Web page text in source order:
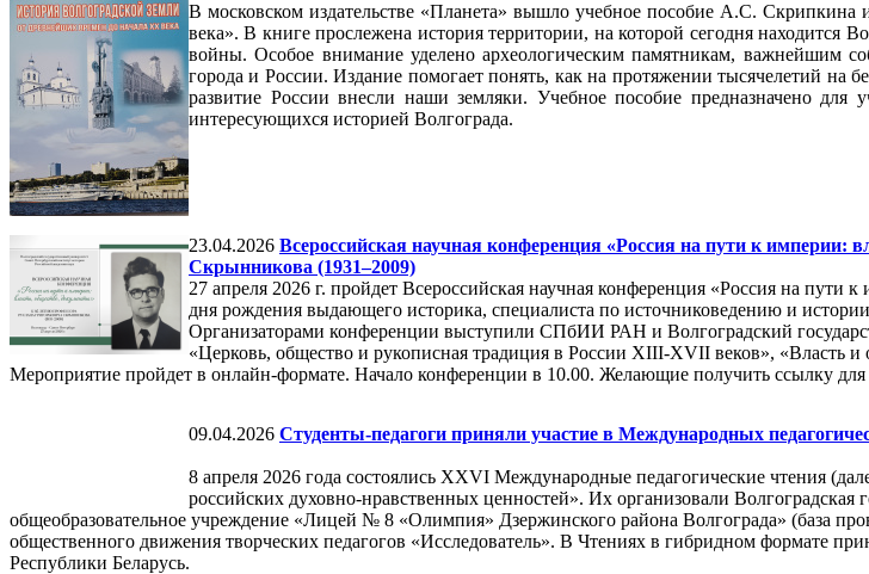
В московском издательстве «Планета» вышло учебное пособие А.С.
века». В книге прослежена история территории, на которой сегодня находится
войны. Особое внимание уделено археологическим памятникам,
города и России. Издание помогает понять, как на протяжении тысячелетий на
развитие России внесли наши земляки. Учебное пособие предназначено для
интересующихся историей Волгограда.
23.04.2026 Всероссийская научная конференция «Россия на пути к империи:
Скрынникова (1931–2009)
27 апреля 2026 г. пройдет Всероссийская научная конференция «Россия на
дня рождения выдающего историка, специалиста по источниковедению и
Организаторами конференции выступили СПбИИ РАН и Волгоградский
«Церковь, общество и рукописная традиция в России XIII-XVII веков»,
Мероприятие пройдет в онлайн-формате. Начало конференции в 10.00. Желающие получить ссылку для
09.04.2026 Студенты-педагоги приняли участие в Международных
8 апреля 2026 года состоялись XXVI Международные педагогические чтения
российских духовно-нравственных ценностей». Их организовали
общеобразовательное учреждение «Лицей № 8 «Олимпия» Дзержинского района Волгограда» (база
общественного движения творческих педагогов «Исследователь». В Чтениях в гибридном формате
Республики Беларусь.